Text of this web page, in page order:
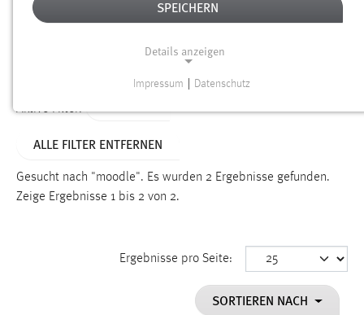
Alter
Aktive Filter:
ALLE FILTER ENTFERNEN
Gesucht nach "moodle". Es wurden 2 Ergebnisse gefunden.
Zeige Ergebnisse 1 bis 2 von 2.
Ergebnisse pro Seite:
SORTIEREN NACH
SPEICHERN
Details anzeigen
Funktionen und sind für die einwandfreie Funktion der
Einverständnis
cookie_consent
Dieser Cookie speichert die ausgewählten Einverständnis-
Impressum Datenschutz